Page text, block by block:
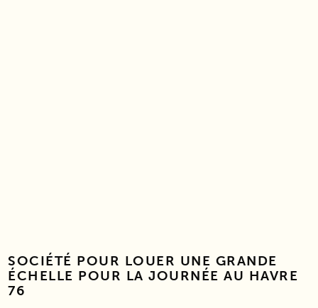
SOCIÉTÉ POUR LOUER UNE GRANDE
ÉCHELLE POUR LA JOURNÉE AU HAVRE
76